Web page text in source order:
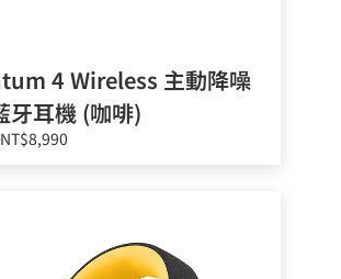
4 Wireless 主動降噪
牙耳機 (咖啡)
NT$8,990